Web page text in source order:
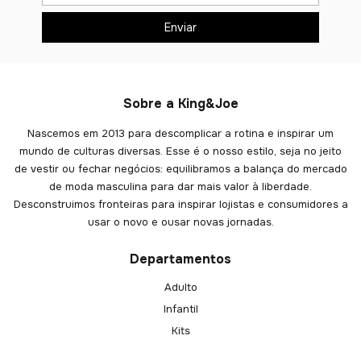
Sobre a King&Joe
Nascemos em 2013 para descomplicar a rotina e inspirar um
mundo de culturas diversas. Esse é o nosso estilo, seja no jeito
de vestir ou fechar negócios: equilibramos a balança do mercado
de moda masculina para dar mais valor à liberdade.
Desconstruimos fronteiras para inspirar lojistas e consumidores a
usar o novo e ousar novas jornadas.
Departamentos
Adulto
Infantil
Kits